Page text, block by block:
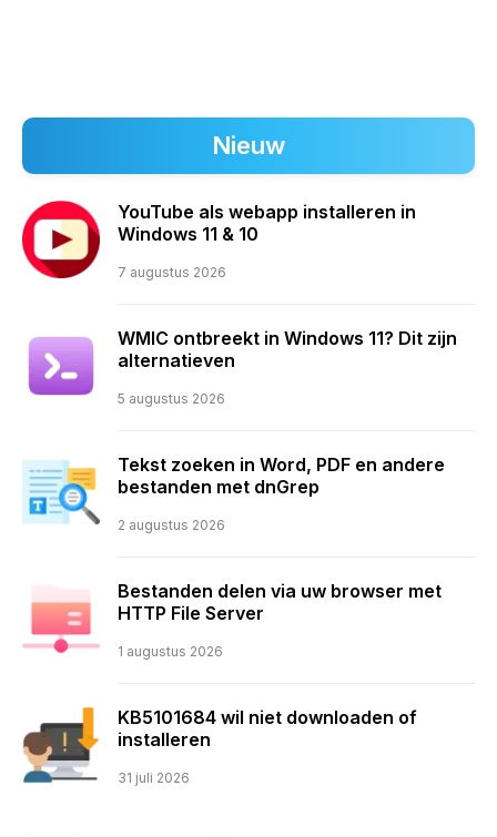
Nieuw
YouTube als webapp installeren in
Windows 11 & 10
7 augustus 2026
WMIC ontbreekt in Windows 11? Dit zijn
alternatieven
5 augustus 2026
Tekst zoeken in Word, PDF en andere
bestanden met dnGrep
2 augustus 2026
Bestanden delen via uw browser met
HTTP File Server
1 augustus 2026
KB5101684 wil niet downloaden of
installeren
31 juli 2026